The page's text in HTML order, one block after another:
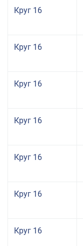
Круг 16
Круг 16
Круг 16
Круг 16
Круг 16
Круг 16
Круг 16